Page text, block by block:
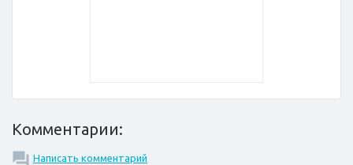
Комментарии:
Написать комментарий